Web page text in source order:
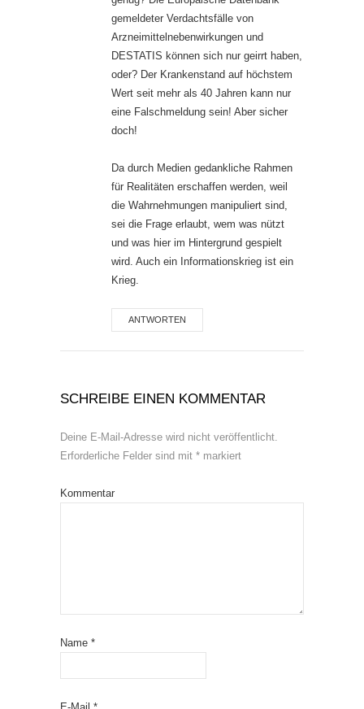
gemeldeter Verdachtsfälle von
Arzneimittelnebenwirkungen und
DESTATIS können sich nur geirrt haben,
oder? Der Krankenstand auf höchstem
Wert seit mehr als 40 Jahren kann nur
eine Falschmeldung sein! Aber sicher
doch!
Da durch Medien gedankliche Rahmen
für Realitäten erschaffen werden, weil
die Wahrnehmungen manipuliert sind,
sei die Frage erlaubt, wem was nützt
und was hier im Hintergrund gespielt
wird. Auch ein Informationskrieg ist ein
Krieg.
ANTWORTEN
SCHREIBE EINEN KOMMENTAR
Deine E-Mail-Adresse wird nicht veröffentlicht.
Erforderliche Felder sind mit * markiert
Kommentar
Name *